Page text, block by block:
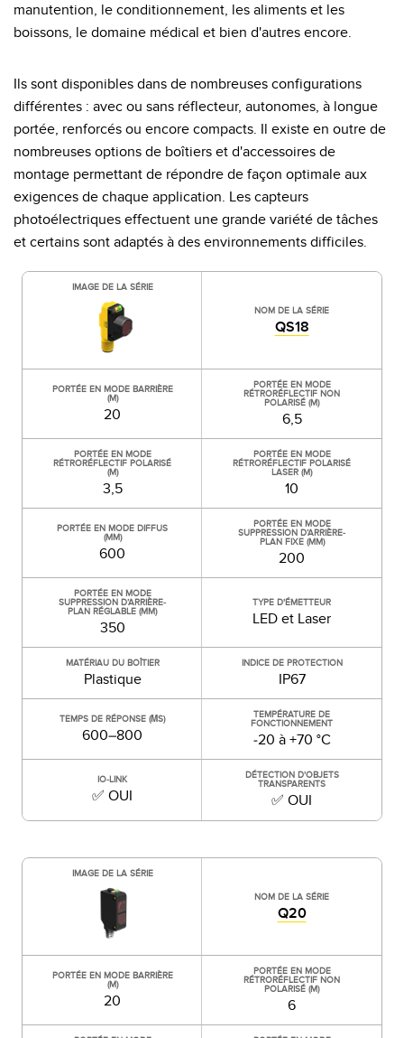
manutention, le conditionnement, les aliments et les
boissons, le domaine médical et bien d'autres encore.
Ils sont disponibles dans de nombreuses configurations
différentes : avec ou sans réflecteur , autonomes, à longue
portée, renforcés ou encore compacts. Il existe en outre de
nombreuses options de boîtiers et d'accessoires de
montage permettant de répondre de façon optimale aux
exigences de chaque application. Les capteurs
photoélectriques effectuent une grande variété de tâches
et certains sont adaptés à des environnements difficiles.
IMAGE DE LA SÉRIE
NOM DE LA SÉRIE
QS18
PORTÉE EN MODE BARRIÈRE
(M)
20
PORTÉE EN MODE
RÉTRORÉFLECTIF NON
POLARISÉ (M)
6,5
PORTÉE EN MODE
RÉTRORÉFLECTIF POLARISÉ
(M)
3,5
PORTÉE EN MODE
RÉTRORÉFLECTIF POLARISÉ
LASER (M)
10
PORTÉE EN MODE DIFFUS
(MM)
600
PORTÉE EN MODE
SUPPRESSION D’ARRIÈRE-
PLAN FIXE (MM)
200
PORTÉE EN MODE
SUPPRESSION D’ARRIÈRE-
PLAN RÉGLABLE (MM)
350
TYPE D'ÉMETTEUR
LED et Laser
MATÉRIAU DU BOÎTIER
Plastique
INDICE DE PROTECTION
IP67
TEMPS DE RÉPONSE (ΜS)
600–800
TEMPÉRATURE DE
FONCTIONNEMENT
-20 à +70 °C
IO-LINK
✅ OUI
DÉTECTION D'OBJETS
TRANSPARENTS
✅ OUI
IMAGE DE LA SÉRIE
NOM DE LA SÉRIE
Q20
PORTÉE EN MODE BARRIÈRE
(M)
20
PORTÉE EN MODE
RÉTRORÉFLECTIF NON
POLARISÉ (M)
6